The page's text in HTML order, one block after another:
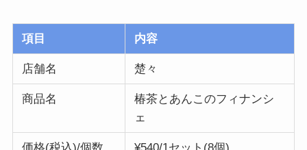
項目 内容
店舗名 楚々
商品名
椿茶とあんこのフィナンシ
ェ